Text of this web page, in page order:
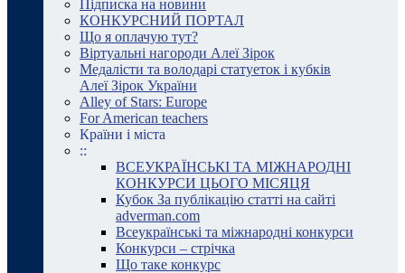
Підписка на новини
КОНКУРСНИЙ ПОРТАЛ
Що я оплачую тут?
Віртуальні нагороди Алеї Зірок
Медалісти та володарі статуеток і кубків
Алеї Зірок України
Alley of Stars: Europe
For American teachers
Країни і міста
::
ВСЕУКРАЇНСЬКІ ТА МІЖНАРОДНІ
КОНКУРСИ ЦЬОГО МІСЯЦЯ
Кубок За публікацію статті на сайті
adverman.com
Всеукраїнські та міжнародні конкурси
Конкурси – стрічка
Що таке конкурс